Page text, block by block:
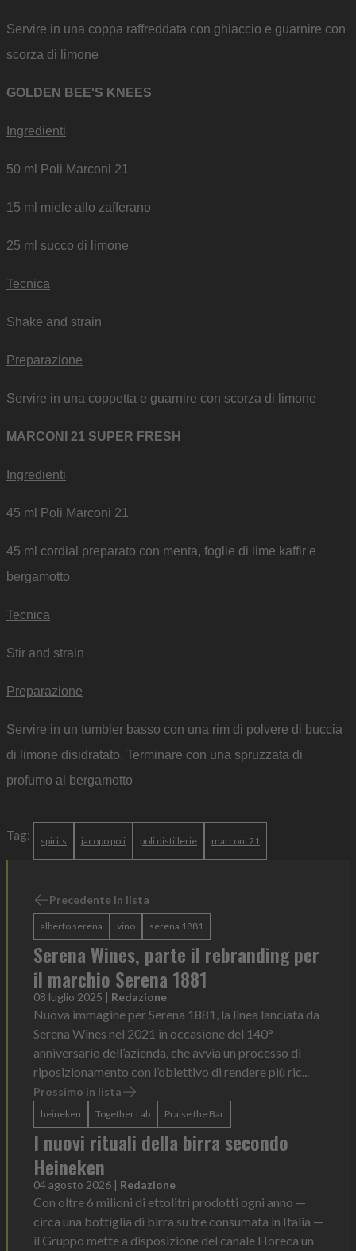
Servire in una coppa raffreddata con ghiaccio e guarnire con
scorza di limone
GOLDEN BEE'S KNEES
Ingredienti
50 ml Poli Marconi 21
15 ml miele allo zafferano
25 ml succo di limone
Tecnica
Shake and strain
Preparazione
Servire in una coppetta e guarnire con scorza di limone
MARCONI 21 SUPER FRESH
Ingredienti
45 ml Poli Marconi 21
45 ml cordial preparato con menta, foglie di lime kaffir e
bergamotto
Tecnica
Stir and strain
Preparazione
Servire in un tumbler basso con una rim di polvere di buccia
di limone disidratato. Terminare con una spruzzata di
profumo al bergamotto
Tag: spirits jacopo poli poli distillerie marconi 21
Precedente in lista
alberto serena vino serena 1881
Serena Wines, parte il rebranding per
il marchio Serena 1881
08 luglio 2025 | Redazione
Nuova immagine per Serena 1881, la linea lanciata da
Serena Wines nel 2021 in occasione del 140°
anniversario dell’azienda, che avvia un processo di
riposizionamento con l’obiettivo di rendere più ric...
Prossimo in lista
heineken Together Lab Praise the Bar
I nuovi rituali della birra secondo
Heineken
04 agosto 2026 | Redazione
Con oltre 6 milioni di ettolitri prodotti ogni anno —
circa una bottiglia di birra su tre consumata in Italia —
il Gruppo mette a disposizione del canale Horeca un